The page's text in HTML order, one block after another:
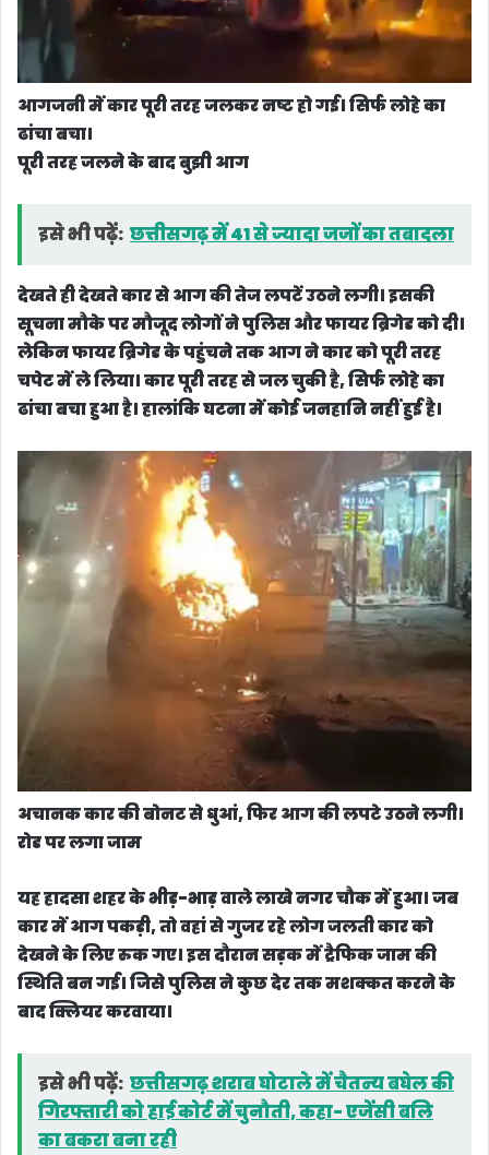
आगजनी में कार पूरी तरह जलकर नष्ट हो गई। सिर्फ लोहे का
ढांचा बचा।
पूरी तरह जलने के बाद बुझी आग
इसे भी पढ़ें: छत्तीसगढ़ में 41 से ज्यादा जजों का तबादला
देखते ही देखते कार से आग की तेज लपटें उठने लगी। इसकी
सूचना मौके पर मौजूद लोगों ने पुलिस और फायर ब्रिगेड को दी।
लेकिन फायर ब्रिगेड के पहुंचने तक आग ने कार को पूरी तरह
चपेट में ले लिया। कार पूरी तरह से जल चुकी है, सिर्फ लोहे का
ढांचा बचा हुआ है। हालांकि घटना में कोई जनहानि नहीं हुई है।
अचानक कार की बोनट से धुआं, फिर आग की लपटे उठने लगी।
रोड पर लगा जाम
यह हादसा शहर के भीड़-भाड़ वाले लाखे नगर चौक में हुआ। जब
कार में आग पकड़ी, तो वहां से गुजर रहे लोग जलती कार को
देखने के लिए रुक गए। इस दौरान सड़क में ट्रैफिक जाम की
स्थिति बन गई। जिसे पुलिस ने कुछ देर तक मशक्कत करने के
बाद क्लियर करवाया।
इसे भी पढ़ें: छत्तीसगढ़ शराब घोटाले में चैतन्य बघेल की
गिरफ्तारी को हाई कोर्ट में चुनौती, कहा- एजेंसी बलि
का बकरा बना रही